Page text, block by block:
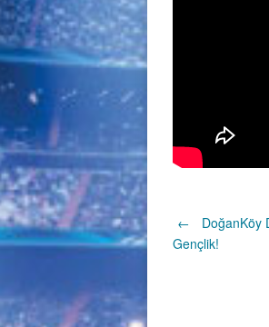
Post
←
DoğanKöy
Gençlik!